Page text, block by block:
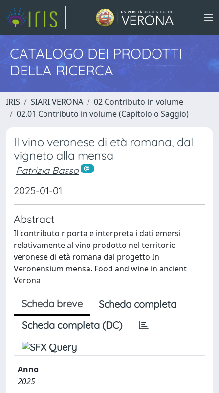
CATALOGO DEI PRODOTTI
DELLA RICERCA
IRIS SIARI VERONA
02 Contributo in volume
02.01 Contributo in volume (Capitolo o Saggio)
Il vino veronese di età romana, dal
vigneto alla mensa
Patrizia Basso
2025-01-01
Abstract
Il contributo riporta e interpreta i dati emersi
relativamente al vino prodotto nel territorio
veronese di età romana dal progetto In
Veronensium mensa. Food and wine in ancient
Verona
Scheda breve
Scheda completa
Scheda completa (DC)
Anno
2025